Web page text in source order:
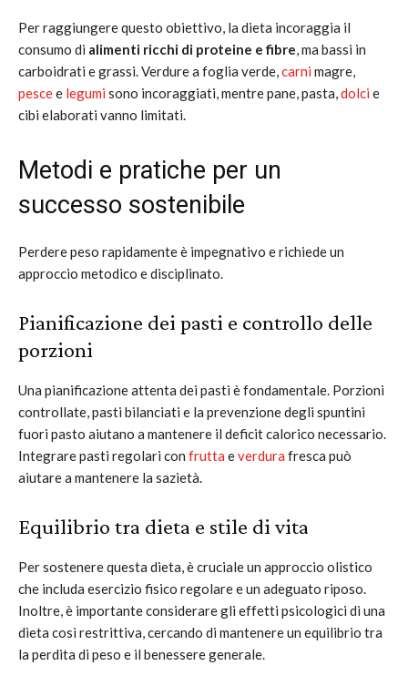
Per raggiungere questo obiettivo, la dieta incoraggia il
consumo di alimenti ricchi di proteine e fibre, ma bassi in
carboidrati e grassi. Verdure a foglia verde,carni magre,
pescee legumi sono incoraggiati, mentre pane, pasta,dolci e
cibi elaborati vanno limitati.
Metodi e pratiche per un
successo sostenibile
Perdere peso rapidamente è impegnativo e richiede un
approccio metodico e disciplinato.
Pianificazione dei pasti e controllo delle
porzioni
Una pianificazione attenta dei pasti è fondamentale. Porzioni
controllate, pasti bilanciati e la prevenzione degli spuntini
fuori pasto aiutano a mantenere il deficit calorico necessario.
Integrare pasti regolari con frutta everdura fresca può
aiutare a mantenere la sazietà.
Equilibrio tra dieta e stile di vita
Per sostenere questa dieta, è cruciale un approccio olistico
che includa esercizio fisico regolare e un adeguato riposo.
Inoltre, è importante considerare gli effetti psicologici di una
dieta così restrittiva, cercando di mantenere un equilibrio tra
la perdita di peso e il benessere generale.